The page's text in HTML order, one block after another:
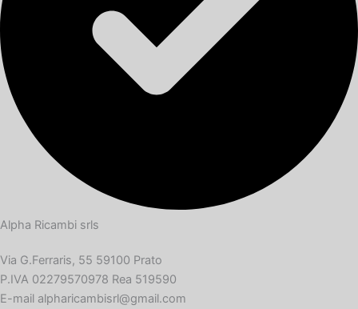
Alpha Ricambi srls
Via G.Ferraris, 55 59100 Prato
P.IVA 02279570978 Rea 519590
E-mail alpharicambisrl@gmail.com